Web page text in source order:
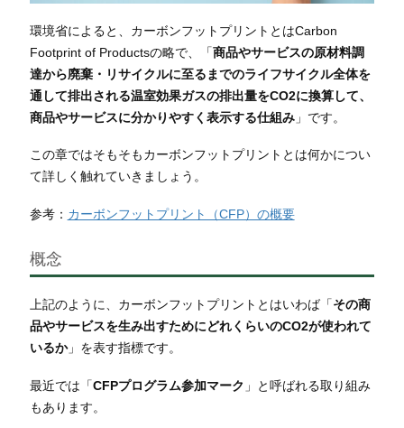
環境省によると、カーボンフットプリントとはCarbon
Footprint of Productsの略で、「商品やサービスの原材料調
達から廃棄・リサイクルに至るまでのライフサイクル全体を
通して排出される温室効果ガスの排出量をCO2に換算して、
商品やサービスに分かりやすく表示する仕組み」です。
この章ではそもそもカーボンフットプリントとは何かについ
て詳しく触れていきましょう。
参考： カーボンフットプリント（CFP）の概要
概念
上記のように、カーボンフットプリントとはいわば「その商
品やサービスを生み出すためにどれくらいのCO2が使われて
いるか」を表す指標です。
最近では「CFPプログラム参加マーク 」と呼ばれる取り組み
もあります。